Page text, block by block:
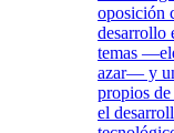
oposición
desarrollo
temas
azar— y
propios
el